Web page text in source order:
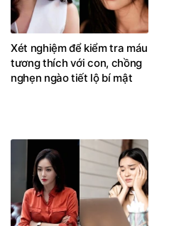
Xét nghiệm để kiểm tra máu
tương thích với con, chồng
nghẹn ngào tiết lộ bí mật